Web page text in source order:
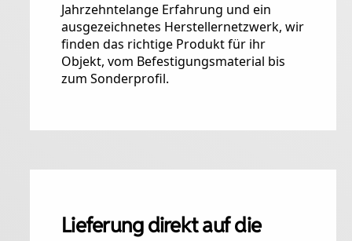
Jahrzehntelange Erfahrung und ein
ausgezeichnetes Herstellernetzwerk, wir
finden das richtige Produkt für ihr
Objekt, vom Befestigungsmaterial bis
zum Sonderprofil.
Lieferung direkt auf die